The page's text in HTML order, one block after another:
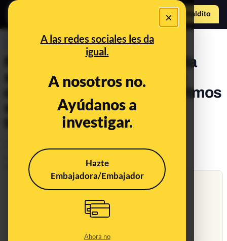
×
A las redes sociales les da
igual.
A nosotros no.
Ayúdanos a
investigar.
Hazte
Embajadora/Embajador
Ahora no
Hazte Maldito
PREBUNKING
Redes sociales y la alargada
sombra de la publicidad no
deseada: cuando los algoritmos
se empeñan en recordarte
temas que prefieres evitar
Publicado el
Actualizado el
Oct 18, 2021, 7:03:00 PM